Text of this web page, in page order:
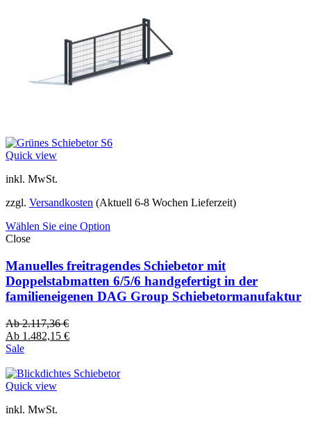
Quick view
inkl. MwSt.
zzgl. Versandkosten (Aktuell 6-8 Wochen Lieferzeit)
Wählen Sie eine Option
Close
Manuelles freitragendes Schiebetor mit
Doppelstabmatten 6/5/6 handgefertigt in der
familieneigenen DAG Group Schiebetormanufaktur
Ab2.117,36€
Ab 1.482,15 €
Sale
Quick view
inkl. MwSt.